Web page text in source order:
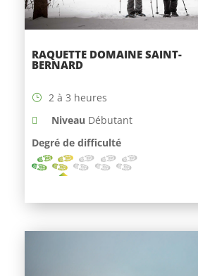
RAQUETTE DOMAINE SAINT-
BERNARD
2 à 3 heures
Niveau Débutant
Degré de difficulté